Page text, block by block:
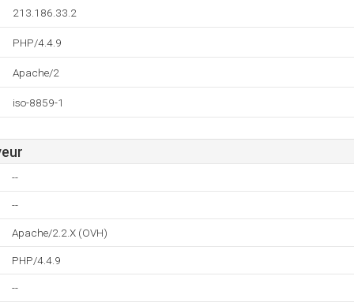
213.186.33.2
PHP/4.4.9
Apache/2
iso-8859-1
--
--
Apache/2.2.X (OVH)
PHP/4.4.9
--